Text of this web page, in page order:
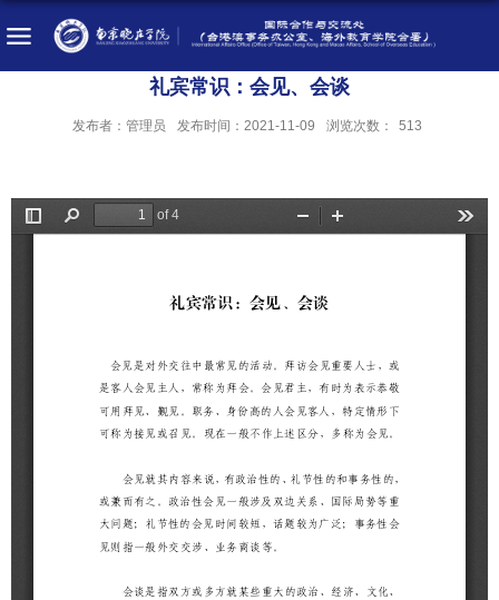
礼宾常识：会见、会谈
发布者：管理员 发布时间：2021-11-09 浏览次数： 513